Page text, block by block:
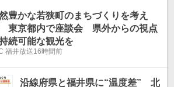
豊かな若狭町のまちづくりを考え
東京都内で座談会 県外からの視点
続可能な観光を
福井放送16時間前
沿線府県と福井県に“温度差” 北